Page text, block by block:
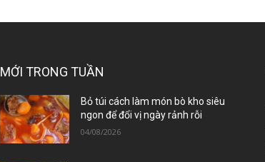
MỚI TRONG TUẦN
Bỏ túi cách làm món bò kho siêu
ngon để đổi vị ngày rảnh rỗi
04/08/2026